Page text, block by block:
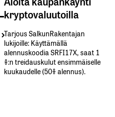
kryptovaluutoilla
Tarjous SalkunRakentajan
lukijoille: Käyttämällä​ ​
alennuskoodia​ ​SRFI17X,​ ​saat​ ​1
%:n treidauskulut​ ​ensimmäiselle​ ​
kuukaudelle​ ​(50%​ ​alennus).